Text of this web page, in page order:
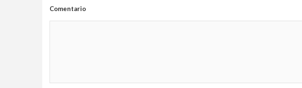
Comentario